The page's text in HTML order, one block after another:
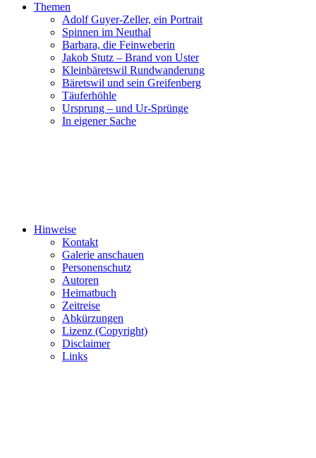
Themen
Adolf Guyer-Zeller, ein Portrait
Spinnen im Neuthal
Barbara, die Feinweberin
Jakob Stutz – Brand von Uster
Kleinbäretswil Rundwanderung
Bäretswil und sein Greifenberg
Täuferhöhle
Ursprung – und Ur-Sprünge
In eigener Sache
Hinweise
Kontakt
Galerie anschauen
Personenschutz
Autoren
Heimatbuch
Zeitreise
Abkürzungen
Lizenz (Copyright)
Disclaimer
Links